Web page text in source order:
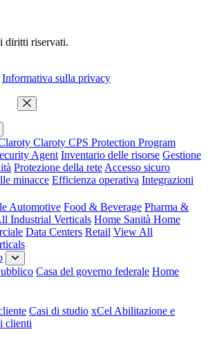
diritti riservati.
Informativa sulla privacy
Chiudi menu
Claroty CPS Protection Program
Agent Inventario delle risorse Gestione
Protezione della rete Accesso sicuro
minacce Efficienza operativa Integrazioni
Automotive Food & Beverage Pharma &
Industrial Verticals Home Sanità Home
Data Centers Retail View All
Casa del governo federale Home
Casi di studio xCel Abilitazione e
clienti